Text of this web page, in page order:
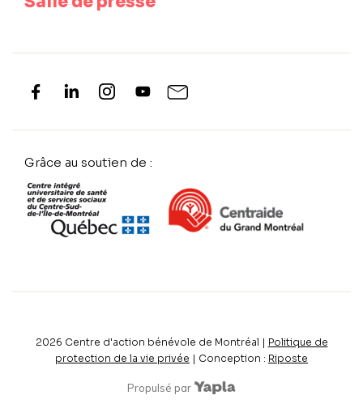
Grâce au soutien de :
2026 Centre d'action bénévole de Montréal | Politique de
protection de la vie privée | Conception : Riposte
Propulsé par